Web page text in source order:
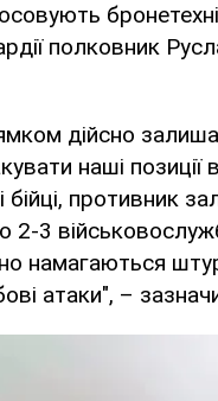
полковник
дійсно
наші позиції
противник
2-3
намагаються
атаки", –